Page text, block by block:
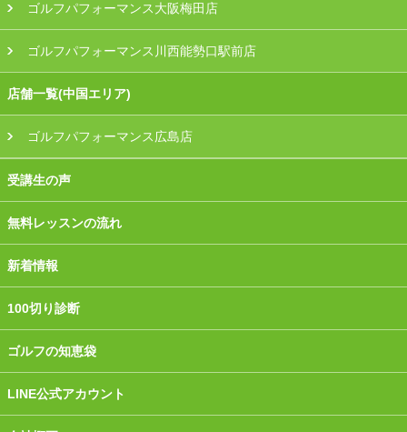
ゴルフパフォーマンス大阪梅田店
ゴルフパフォーマンス川西能勢口駅前店
店舗一覧(中国エリア)
ゴルフパフォーマンス広島店
受講生の声
無料レッスンの流れ
新着情報
100切り診断
ゴルフの知恵袋
LINE公式アカウント